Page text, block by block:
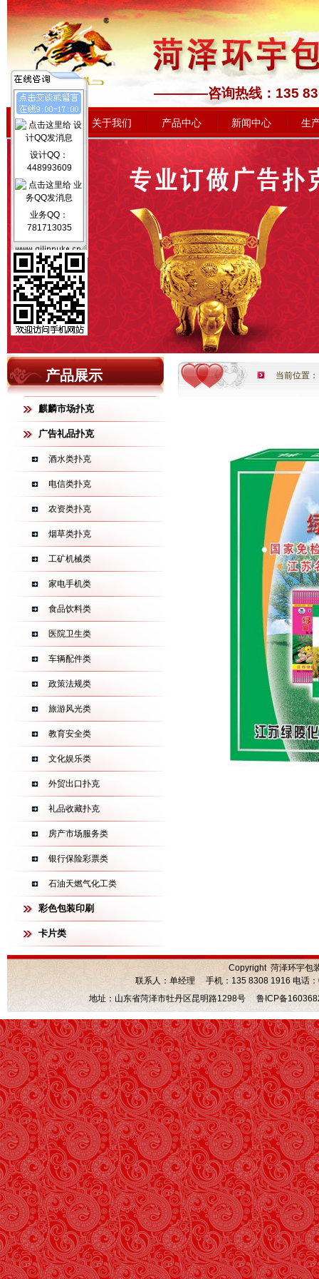
————咨询热线
网站首页 关于我们 产品中心 新闻中心 生
产品展示
麒麟市场扑克
广告礼品扑克
酒水类扑克
电信类扑克
农资类扑克
烟草类扑克
工矿机械类
家电手机类
食品饮料类
医院卫生类
车辆配件类
政策法规类
旅游风光类
教育安全类
文化娱乐类
外贸出口扑克
礼品收藏扑克
房产市场服务类
银行保险彩票类
石油天燃气化工类
彩色包装印刷
卡片类
当前位置：
Copyright 菏泽环宇包
联系人：单经理 手机：135 8308 1916 电话
地址：山东省菏泽市牡丹区昆明路1298号 鲁ICP备
设计QQ：
448993609
业务QQ：
781713035